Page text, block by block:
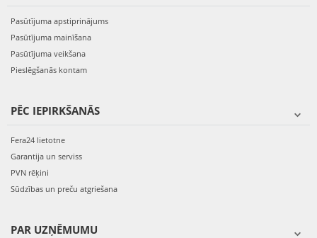
Pasūtījuma apstiprinājums
Pasūtījuma mainīšana
Pasūtījuma veikšana
Pieslēgšanās kontam
PĒC IEPIRKŠANĀS
Fera24 lietotne
Garantija un serviss
PVN rēķini
Sūdzības un preču atgriešana
PAR UZŅĒMUMU